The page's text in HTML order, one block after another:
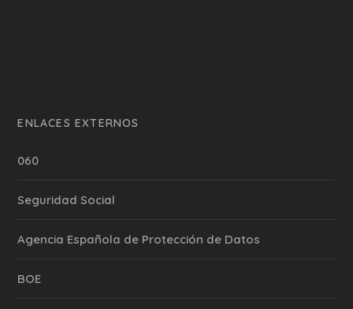
ENLACES EXTERNOS
060
Seguridad Social
Agencia Española de Protección de Datos
BOE